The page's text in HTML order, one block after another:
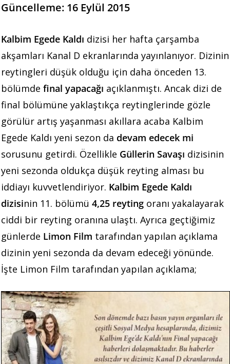
Güncelleme: 16 Eylül 2015
Kalbim Egede Kaldı dizisi her hafta çarşamba
akşamları Kanal D ekranlarında yayınlanıyor. Dizinin
reytingleri düşük olduğu için daha önceden 13.
bölümde final yapacağı açıklanmıştı. Ancak dizi de
final bölümüne yaklaştıkça reytinglerinde gözle
görülür artış yaşanması akıllara acaba Kalbim
Egede Kaldı yeni sezon da devam edecek mi
sorusunu getirdi. Özellikle Güllerin Savaşı dizisinin
yeni sezonda oldukça düşük reyting alması bu
iddiayı kuvvetlendiriyor. Kalbim Egede Kaldı
dizisinin 11. bölümü 4,25 reyting oranı yakalayarak
ciddi bir reyting oranına ulaştı. Ayrıca geçtiğimiz
günlerde Limon Film tarafından yapılan açıklama
dizinin yeni sezonda da devam edeceği yönünde.
İşte Limon Film tarafından yapılan açıklama;